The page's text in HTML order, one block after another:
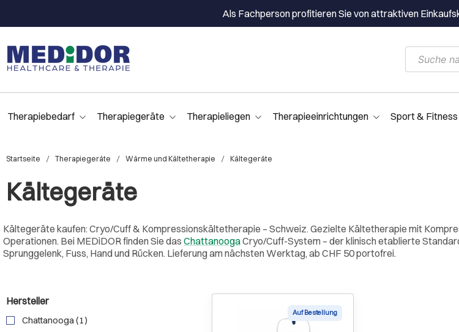
Als Fachperson profitieren Sie von attraktiven
Therapiebedarf Therapiegeräte Therapieliegen Therapieeinrichtungen Sport & Fitness
Startseite Therapiegeräte Wärme und Kältetherapie Kältegeräte
Kältegeräte
Kältegeräte kaufen: Cryo/Cuff & Kompressionskältetherapie – Schweiz. Gezielte Kältetherapie mit
Operationen. Bei MEDiDOR finden Sie das ChattanoogaCryo/Cuff-System – der klinisch etablierte
Sprunggelenk, Fuss, Hand und Rücken. Lieferung am nächsten Werktag, ab CHF 50 portofrei.
Hersteller
Chattanooga (1)
Auf Bestellung